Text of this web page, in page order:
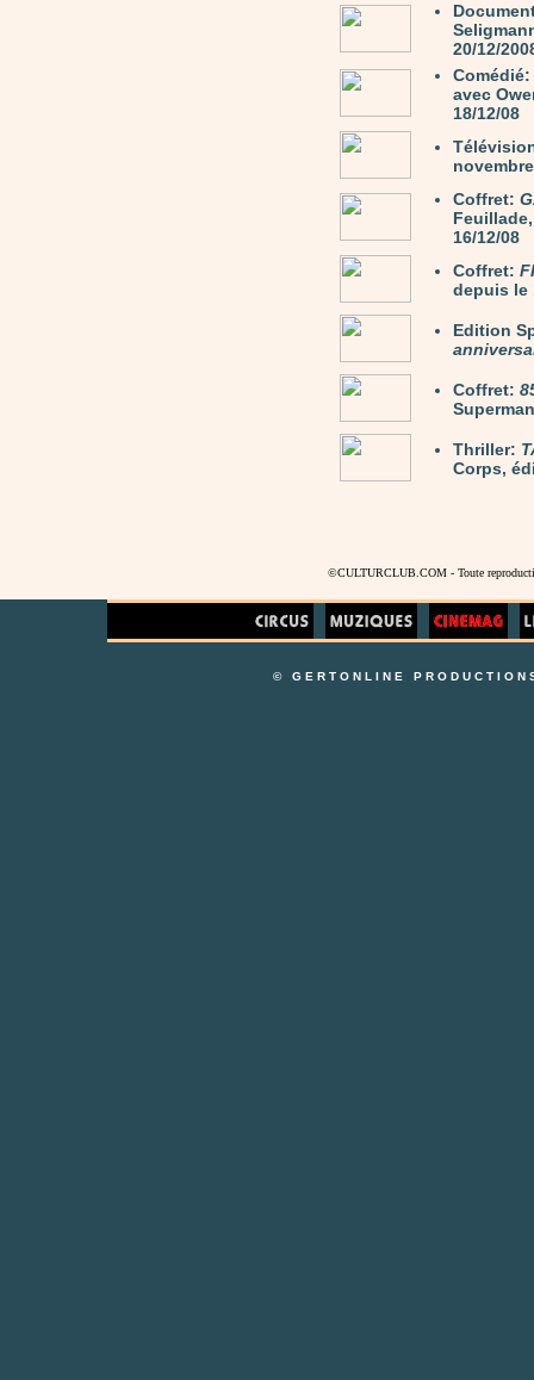
20/12/
Comédié:
avec
18/12/08
Coffret:
16/12/08
Coffret:
depuis le
Edition
Coffret:
Thriller:
Corps,
©CULTURCLUB.COM - Toute
© GERTONLINE